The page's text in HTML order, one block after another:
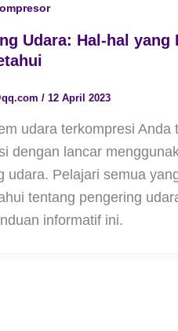
Udara: Hal-hal yang
/ 12 April 2023
udara terkompresi Anda
dengan lancar
udara. Pelajari semua
tentang pengering
informatif ini.